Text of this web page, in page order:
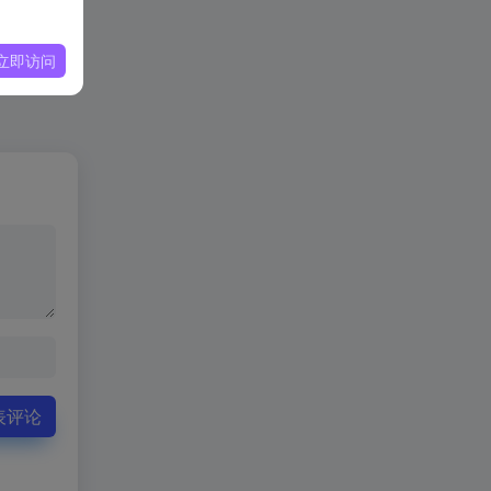
评论
即访问